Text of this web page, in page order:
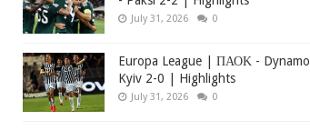
July 31, 2026 0
Europa League | ΠΑΟΚ - Dynamo
Kyiv 2-0 | Highlights
July 31, 2026 0